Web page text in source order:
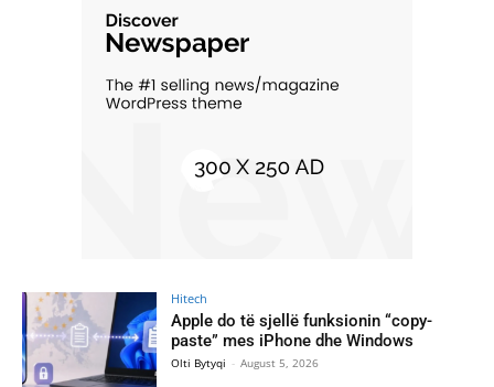
Hitech
Apple do të sjellë funksionin “copy-
paste” mes iPhone dhe Windows
Olti Bytyqi - August 5, 2026